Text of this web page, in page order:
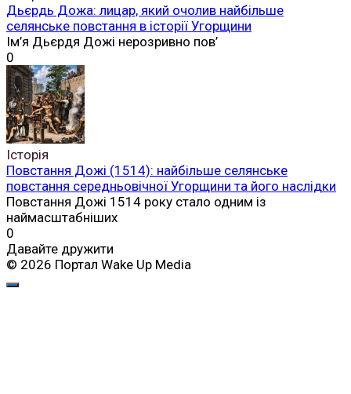
Дьєрдь Дожа: лицар, який очолив найбільше
селянське повстання в історії Угорщини
Ім’я Дьєрдя Дожі нерозривно пов’
0
Історія
Повстання Дожі (1514): найбільше селянське
повстання середньовічної Угорщини та його наслідки
Повстання Дожі 1514 року стало одним із
наймасштабніших
0
Давайте дружити
© 2026 Портал Wake Up Media